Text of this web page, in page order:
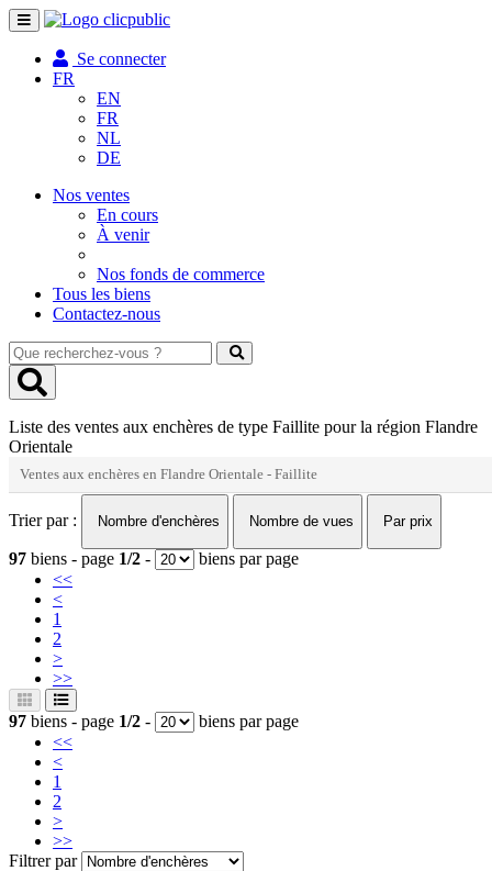
Toggle
navigation
Se connecter
FR
EN
FR
NL
DE
Nos ventes
En cours
À venir
Nos fonds de commerce
Tous les biens
Contactez-nous
Que
recherchez-
vous
Liste des ventes aux enchères de type Faillite pour la région Flandre
Orientale
Ventes aux enchères en Flandre Orientale - Faillite
Trier par : Nombre d'enchères Nombre de vues Par prix
97 biens - page 1/2 -
biens par page
<<
<
1
2
>
>>
97 biens - page 1/2 -
biens par page
<<
<
1
2
>
>>
Filtrer par